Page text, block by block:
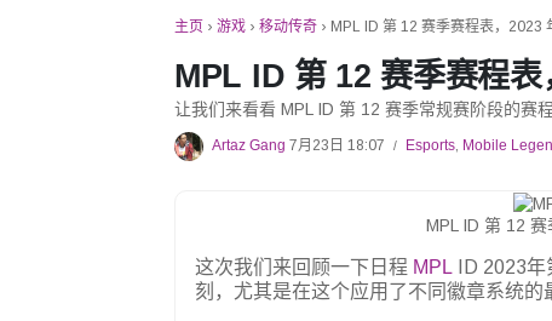
主页 › 游戏 › 移动传奇 › MPL ID 第 12 赛季赛程表，2023
MPL ID 第 12 赛季赛程表
让我们来看看 MPL ID 第 12 赛季常规赛阶段的赛
Artaz Gang 7月23日 18:07 / Esports, Mobile
MPL ID 第 12
这次我们来回顾一下日程 MPL ID 2023
刻，尤其是在这个应用了不同徽章系统的